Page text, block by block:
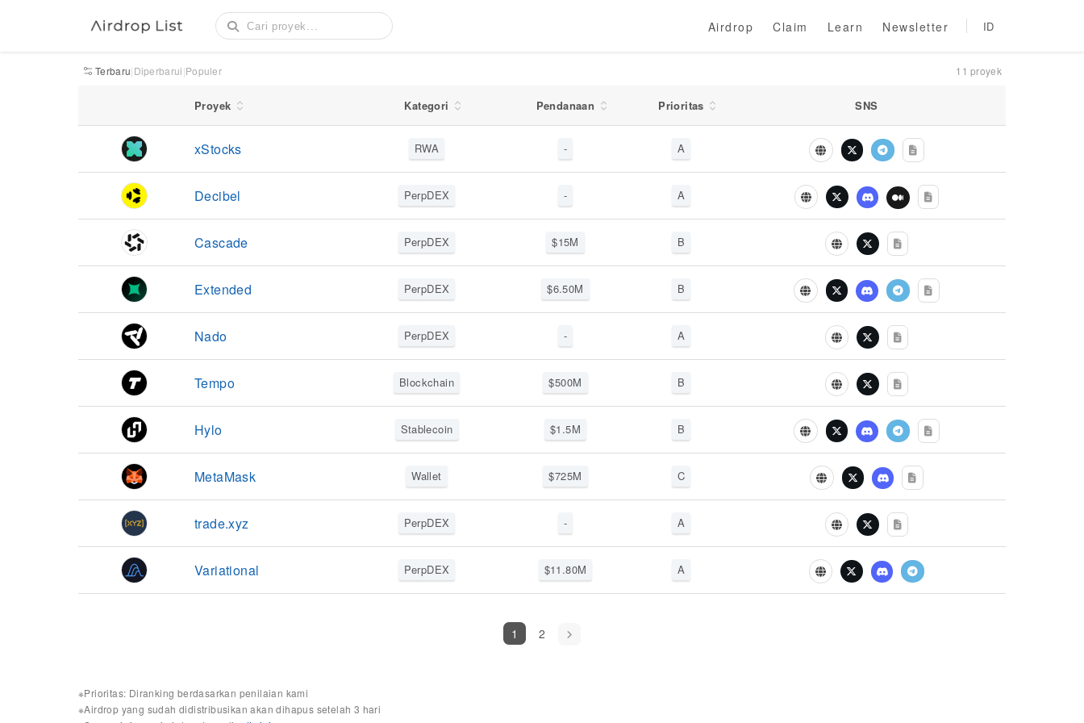
Airdrop Claim Learn Newsletter ID
AirdropList｜Daftar Airdrop Crypto Terbaru
Terbaru|Diperbarui|Populer 11 proyek
Proyek Kategori Pendanaan Prioritas SNS
xStocks RWA - A
Decibel PerpDEX - A
Cascade PerpDEX $15M B
Extended PerpDEX $6.50M B
Nado PerpDEX - A
Tempo Blockchain $500M B
Hylo Stablecoin $1.5M B
MetaMask Wallet $725M C
trade.xyz PerpDEX - A
Variational PerpDEX $11.80M A
1 2
※Prioritas: Diranking berdasarkan penilaian kami
※Airdrop yang sudah didistribusikan akan dihapus setelah 3 hari